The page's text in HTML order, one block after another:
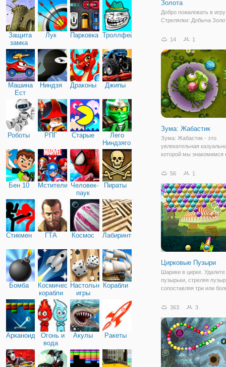
Защита
замка
Лук Парковка Троллфейс
Машина
Ест
Машину
Ниндзя Драконы Джипы
Роботы РПГ Старые
Лего
Ниндзяго
Бен 10 Мстители Человек-
паук
Пираты
Стикмен ГТА Космос Лабиринты
Бомба
Космические
корабли
Настольные
игры
Корабли
Арканоид
Огонь и
вода
Акулы Ракеты
Золота
Добро пожаловать в
Стрелялки: Добыча
разноцветные шарики
полезные и красивые
Сегодня у вас
14 1
Зума: Жабастик
Зума: Жабастик - это
увлекательная
которой мы знакомимся
процессу - это старая
оформлении и с
отрисовкой. Здесь вы
56 1
Цирковые Пузыри
Шарики в цирке. Удалите
пузырьки, стреляя
сопоставляя три или
363
3